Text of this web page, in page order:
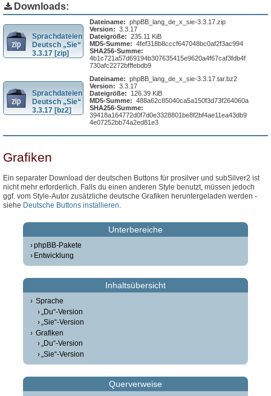
Downloads:
Sprachdateien
Deutsch „Sie“
3.3.17 [zip]
Dateiname: phpBB_lang_de_x_sie-3.3.17.zip
Version: 3.3.17
Dateigröße: 235.11 KiB
MD5-Summe: 4fef318b8cccf647048bc0af2f3ac994
SHA256-Summe:
4b1c721a57d69194b307635415e9620a4f67caf3fdb4f
730afc2272bfffebdb9
Sprachdateien
Deutsch „Sie“
3.3.17 [bz2]
Dateiname: phpBB_lang_de_x_sie-3.3.17.tar.bz2
Version: 3.3.17
Dateigröße:
126.39 KiB
MD5-Summe: 488a62c85040ca5a150f3d73f264060a
SHA256-Summe:
39418a164772d0f7d0e3328801be8f2bf4ae11ea43db9
4e07252bb74a2ed81e3
Grafiken
Ein separater Download der deutschen Buttons für prosilver und subSilver2 ist
nicht mehr erforderlich. Falls du einen anderen Style benutzt, müssen jedoch
ggf. vom Style-Autor zusätzliche deutsche Grafiken heruntergeladen werden -
siehe Deutsche Buttons installieren.
Unterbereiche
phpBB-Pakete
Entwicklung
Inhaltsübersicht
Sprache
„Du“-Version
„Sie“-Version
Grafiken
„Du“-Version
„Sie“-Version
Querverweise